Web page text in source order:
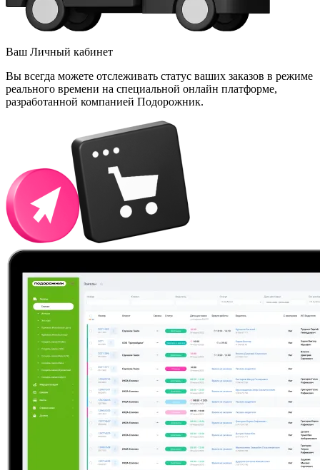
Ваш Личный кабинет
Вы всегда можете отслеживать статус ваших заказов в режиме
реального времени на специальной онлайн платформе,
разработанной компанией Подорожник.